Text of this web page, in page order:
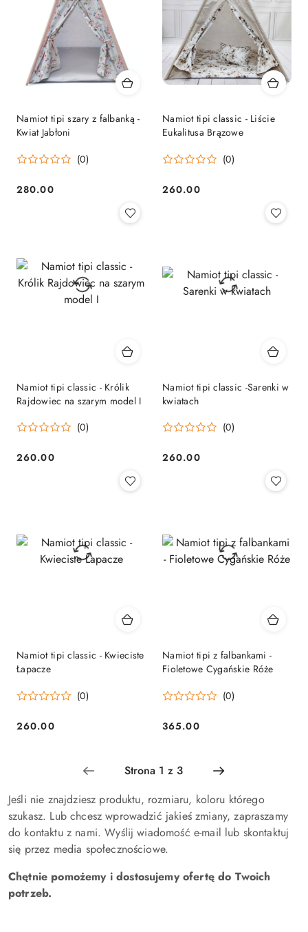
Namiot tipi szary z falbanką -
Kwiat Jabłoni
(0)
Cena:
280.00
Namiot tipi classic - Liście
Eukalitusa Brązowe
(0)
Cena:
260.00
Namiot tipi classic - Królik
Rajdowiec na szarym model I
(0)
Cena:
260.00
Namiot tipi classic -Sarenki w
kwiatach
(0)
Cena:
260.00
Namiot tipi classic - Kwieciste
Łapacze
(0)
Cena:
260.00
Namiot tipi z falbankami -
Fioletowe Cygańskie Róże
(0)
Cena:
365.00
Jeśli nie znajdziesz produktu, rozmiaru, koloru którego
szukasz. Lub chcesz wprowadzić jakieś zmiany, zapraszamy
do kontaktu z nami. Wyślij wiadomość e-mail lub skontaktuj
się przez media społecznościowe.
Chętnie pomożemy i dostosujemy ofertę do Twoich
potrzeb.